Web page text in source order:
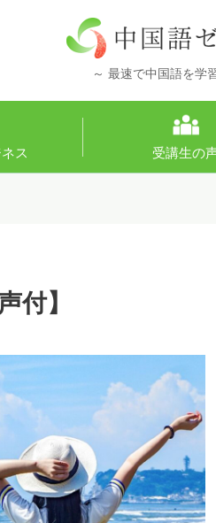
～ 最速で中国語を学
ス 受講生の
付】